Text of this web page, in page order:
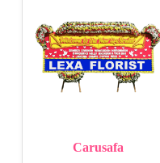
Carusafa